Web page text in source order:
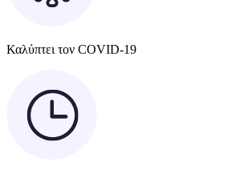
Καλύπτει τον COVID-19